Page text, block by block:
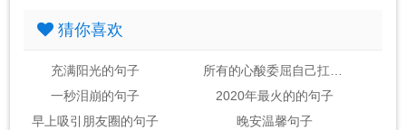
猜你喜欢
充满阳光的句子
所有的心酸委屈自己扛的句子
一秒泪崩的句子
2020年最火的的句子
早上吸引朋友圈的句子
晚安温馨句子